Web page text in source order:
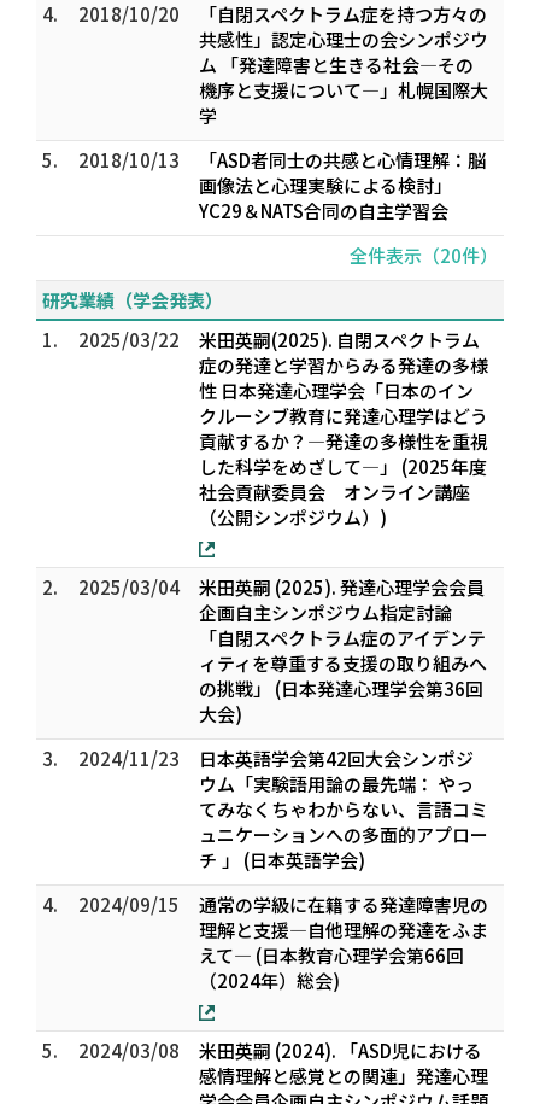
4.
2018/10/20
「自閉スペクトラム症を持つ方々の
共感性」認定心理士の会シンポジウ
ム 「発達障害と生きる社会―その
機序と支援について―」札幌国際大
学
5.
2018/10/13
「ASD者同⼠の共感と⼼情理解：脳
画像法と⼼理実験による検討」
YC29＆NATS合同の自主学習会
全件表示（20件）
研究業績（学会発表）
1.
2025/03/22
米田英嗣(2025). 自閉スペクトラム
症の発達と学習からみる発達の多様
性 日本発達心理学会「日本のイン
クルーシブ教育に発達心理学はどう
貢献するか？―発達の多様性を重視
した科学をめざして―」 (2025年度
社会貢献委員会 オンライン講座
（公開シンポジウム）)
2. 2025/03/04
米田英嗣 (2025). 発達心理学会会員
企画自主シンポジウム指定討論
「自閉スペクトラム症のアイデンテ
ィティを尊重する支援の取り組みへ
の挑戦」 (日本発達心理学会第36回
大会)
3.
2024/11/23
日本英語学会第42回大会シンポジ
ウム「実験語用論の最先端： やっ
てみなくちゃわからない、言語コミ
ュニケーションへの多面的アプロー
チ 」 (日本英語学会)
4.
2024/09/15
通常の学級に在籍する発達障害児の
理解と支援―自他理解の発達をふま
えて― (日本教育心理学会第66回
（2024年）総会)
5. 2024/03/08
米田英嗣 (2024). 「ASD児における
感情理解と感覚との関連」発達心理